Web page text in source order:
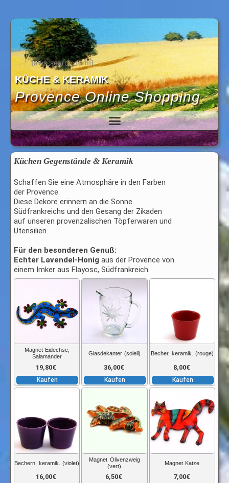
Inhalt
springen
[aws_search_form]
KÜCHE & KERAMIK
Provence Online Shopping
Küchen Gegenstände & Keramik
Schaffen Sie eine Atmosphäre in den Farben
der Provence.
Diese Dekore erinnern an die Sonne
Südfrankreichs und den Gesang der Zikaden
auf unseren provenzalischen Töpferwaren und
Utensilien.
Für den besonderen Genuß:
Echter Lavendel-Honig aus der Provence von
einem Imker aus Flayosc, Südfrankreich.
Magnet Eidechse,
Salamander
19,80€
Kaufen
Glasdekanter (soleil)
36,00€
Kaufen
Becher, keramik. (rouge)
8,00€
Kaufen
Bechern, keramik. (violet)
16,00€
Magnet Olivenzweig
(vert)
6,50€
Magnet Katze
7,00€